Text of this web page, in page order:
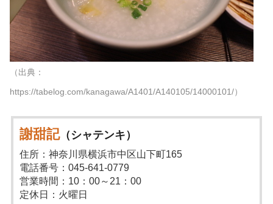
（出典：
https://tabelog.com/kanagawa/A1401/A140105/14000101/）
謝甜記（シャテンキ）
住所：神奈川県横浜市中区山下町165
電話番号：045-641-0779
営業時間：10：00～21：00
定休日：火曜日